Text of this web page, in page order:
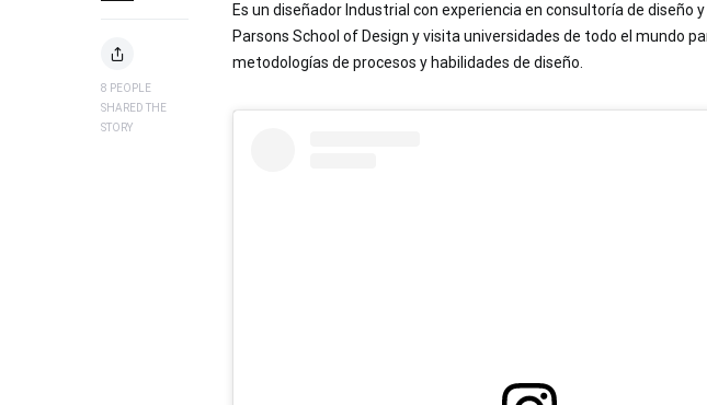
8 PEOPLE
SHARED THE
STORY
Es un diseñador Industrial con experiencia en consultoría de diseño
Parsons School of Design y visita universidades de todo el mundo
metodologías de procesos y habilidades de diseño.